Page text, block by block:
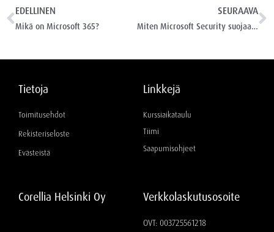
EDELLINEN
Mikä on Microsoft 365?
SEURAAVA
Miten Microsoft Security suojaa yrityksen tietoja?
Tietoja
Toimitusehdot
Rekisteriseloste
Evästeistä
Linkkejä
Kurssiaikataulu
Tiimi
Saapumisohjeet
Corellia Helsinki Oy Verkkolaskutusosoite
OVT: 003725561218